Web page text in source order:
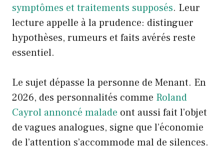
symptômes et traitements supposés. Leur
lecture appelle à la prudence: distinguer
hypothèses, rumeurs et faits avérés reste
essentiel.
Le sujet dépasse la personne de Menant. En
2026, des personnalités comme Roland
Cayrol annoncé malade ont aussi fait l’objet
de vagues analogues, signe que l’économie
de l’attention s’accommode mal de silences.